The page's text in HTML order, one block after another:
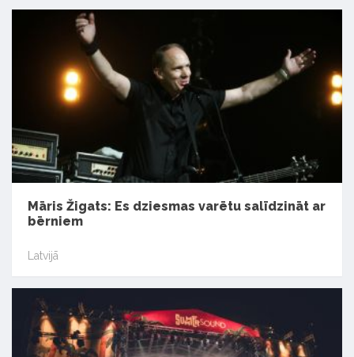
Māris Žigats: Es dziesmas varētu salīdzināt ar
bērniem
Latvijā